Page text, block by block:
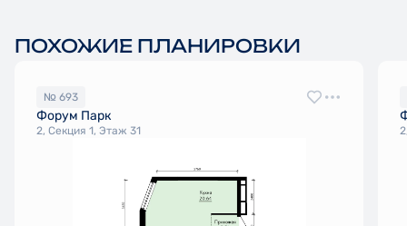
ПОХОЖИЕ ПЛАНИРОВКИ
№ 693
Форум Парк
2, Секция 1, Этаж 31